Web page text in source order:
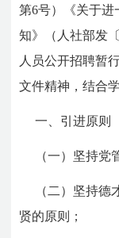
第6号）《关于进
知》（人社部发
人员公开招聘暂
文件精神，结合
一、引进原则
（一）坚持党
（二）坚持
贤的原则；